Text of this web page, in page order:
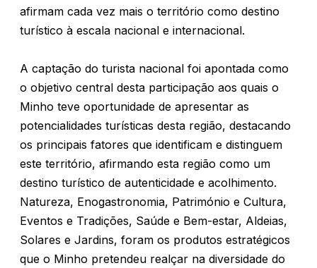
afirmam cada vez mais o território como destino
turístico à escala nacional e internacional.
A captação do turista nacional foi apontada como
o objetivo central desta participação aos quais o
Minho teve oportunidade de apresentar as
potencialidades turísticas desta região, destacando
os principais fatores que identificam e distinguem
este território, afirmando esta região como um
destino turístico de autenticidade e acolhimento.
Natureza, Enogastronomia, Património e Cultura,
Eventos e Tradições, Saúde e Bem-estar, Aldeias,
Solares e Jardins, foram os produtos estratégicos
que o Minho pretendeu realçar na diversidade do